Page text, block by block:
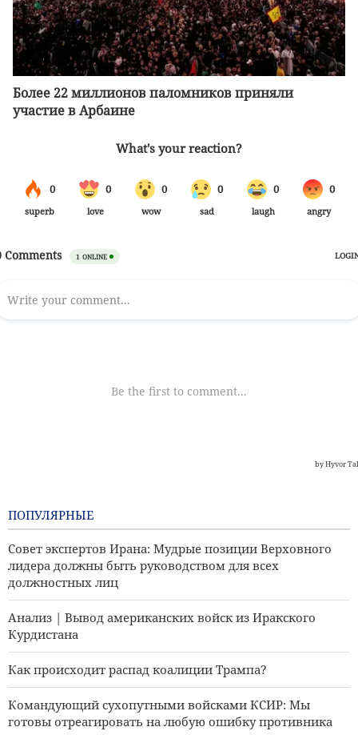
Более 22 миллионов паломников приняли
участие в Арбаине
ПОПУЛЯРНЫЕ
Совет экспертов Ирана: Мудрые позиции Верховного
лидера должны быть руководством для всех
должностных лиц
Анализ | Вывод американских войск из Иракского
Курдистана
Как происходит распад коалиции Трампа?
Командующий сухопутными войсками КСИР: Мы
готовы отреагировать на любую ошибку противника